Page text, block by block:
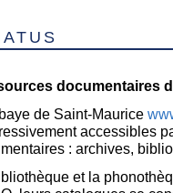
documentaires
de Saint-Maurice
accessibles
: archives,
et la